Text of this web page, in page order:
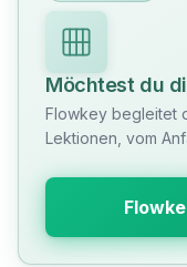
Möchtest du
Flowkey begleitet
Lektionen, vom